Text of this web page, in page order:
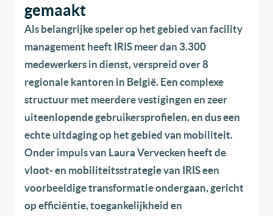
gemaakt
Als belangrijke speler op het gebied van facility
management heeft IRIS meer dan 3.300
medewerkers in dienst, verspreid over 8
regionale kantoren in België. Een complexe
structuur met meerdere vestigingen en zeer
uiteenlopende gebruikersprofielen, en dus een
echte uitdaging op het gebied van mobiliteit.
Onder impuls van Laura Vervecken heeft de
vloot- en mobiliteitsstrategie van IRIS een
voorbeeldige transformatie ondergaan, gericht
op efficiëntie, toegankelijkheid en